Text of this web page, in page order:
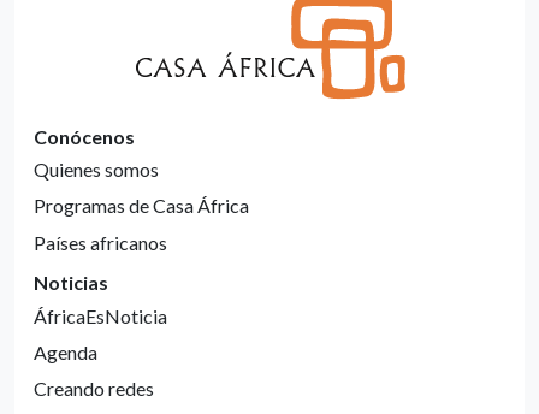
Conócenos
Quienes somos
Programas de Casa África
Países africanos
Noticias
ÁfricaEsNoticia
Agenda
Creando redes